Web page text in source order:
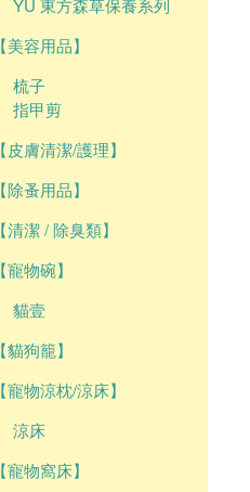
YU 東方森草保養系列
【美容用品】
梳子
指甲剪
【皮膚清潔/護理】
【除蚤用品】
【清潔 / 除臭類】
【寵物碗】
貓壹
【貓狗籠】
【寵物涼枕/涼床】
涼床
【寵物窩床】